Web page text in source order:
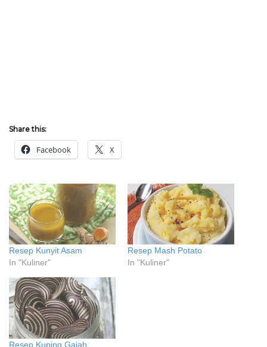
Share this:
Facebook X
Resep Kunyit Asam
In "Kuliner"
Resep Mash Potato
In "Kuliner"
Resep Kuping Gajah